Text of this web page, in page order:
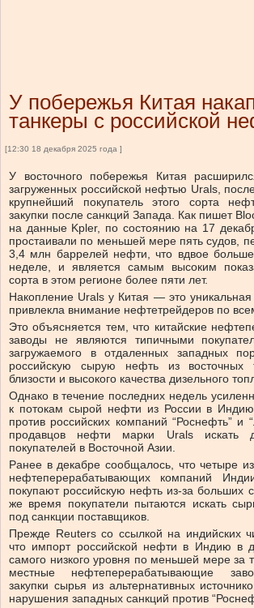
У побережья Китая
танкеры с российской
[12:30 18 декабря 2025 года ]
У восточного побережья Китая
загруженных российской нефтью Urals,
крупнейший покупатель этого сорта
закупки после санкций Запада. Как пишет
на данные Kpler, по состоянию на 17
простаивали по меньшей мере пять судов,
3,4 млн баррелей нефти, что вдвое
неделе, и является самым высоким
сорта в этом регионе более пяти лет.
Накопление Urals у Китая — это уникальная
привлекла внимание нефтетрейдеров по
Это объясняется тем, что китайские
заводы не являются типичными
загружаемого в отдаленных западных
российскую сырую нефть из восточных
близости и высокого качества дизельного
Однако в течение последних недель
к потокам сырой нефти из России в
против российских компаний “Роснефть” и
продавцов нефти марки Urals искать
покупателей в Восточной Азии.
Ранее в декабре сообщалось, что четыре
нефтеперерабатывающих компаний
покупают российскую нефть из-за больших
же время покупатели пытаются искать
под санкции поставщиков.
Прежде Reuters со ссылкой на индийских
что импорт российской нефти в Индию в
самого низкого уровня по меньшей мере за
местные нефтеперерабатывающие
закупки сырья из альтернативных
нарушения западных санкций против